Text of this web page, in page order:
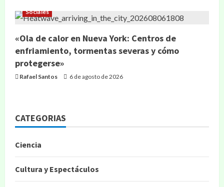
Sociales
«Ola de calor en Nueva York: Centros de
enfriamiento, tormentas severas y cómo
protegerse»
Rafael Santos 6 de agosto de 2026
CATEGORIAS
Ciencia
Cultura y Espectáculos